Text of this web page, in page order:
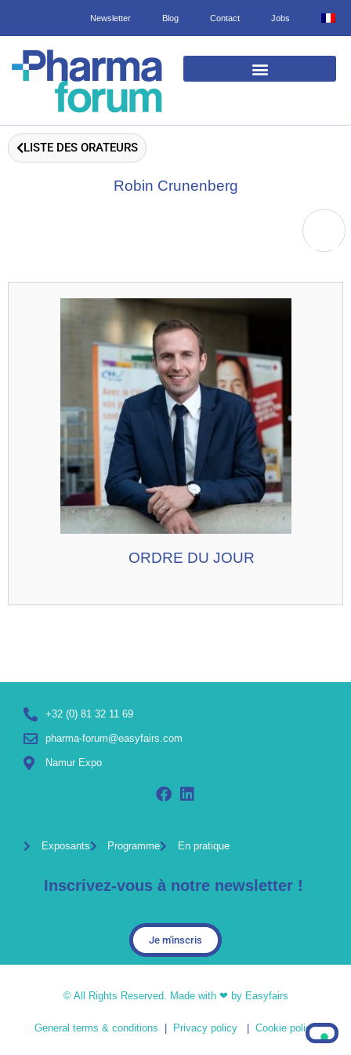
Newsletter Blog Contact Jobs
LISTE DES ORATEURS
Robin Crunenberg
ORDRE DU JOUR
+32 (0) 81 32 11 69
pharma-forum@easyfairs.com
Namur Expo
Exposants Programme En pratique
Inscrivez-vous à notre newsletter !
Je m'inscris
© All Rights Reserved. Made with ❤ by Easyfairs
General terms & conditions Privacy policy Cookie policy